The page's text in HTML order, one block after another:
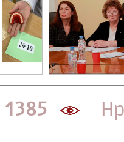
1385